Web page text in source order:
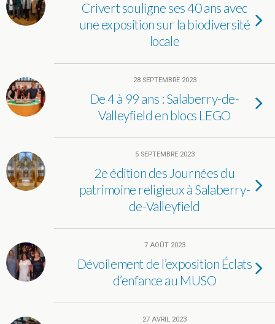
Crivert souligne ses 40 ans avec
une exposition sur la biodiversité
locale
28 SEPTEMBRE 2023
De 4 à 99 ans : Salaberry-de-
Valleyfield en blocs LEGO
5 SEPTEMBRE 2023
2e édition des Journées du
patrimoine religieux à Salaberry-
de-Valleyfield
7 AOÛT 2023
Dévoilement de l’exposition Éclats
d’enfance au MUSO
27 AVRIL 2023